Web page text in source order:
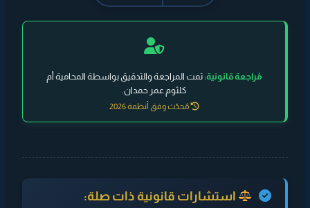
مُراجعة قانونية: تمت المراجعة والتدقيق بواسطة المحامية أم
كلثوم عمر حمدان.
مُحدّث وفق أنظمة 2026
استشارات قانونية ذات صلة: